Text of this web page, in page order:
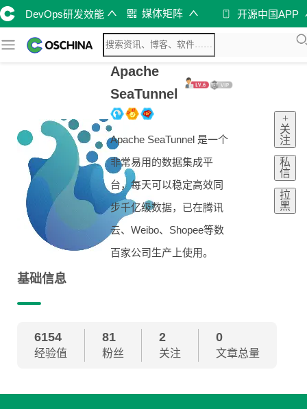
DevOps研发效能 媒体矩阵 开源中国APP
Apache
SeaTunnel
Apache SeaTunnel 是一个
非常易用的数据集成平
台，每天可以稳定高效同
步千亿级数据，已在腾讯
云、Weibo、Shopee等数
百家公司生产上使用。
+
关
注
私
信
拉
黑
基础信息
6154
经验值
81
粉丝
2
关注
0
文章总量